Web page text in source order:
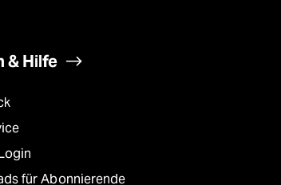
& Hilfe
für Abonnierende